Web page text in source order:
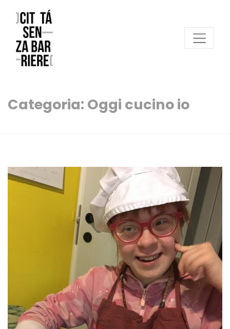
Reggio Emilia Città senza barriere
Categoria: Oggi cucino io